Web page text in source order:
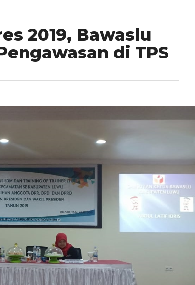
2019, Bawaslu
di TPS